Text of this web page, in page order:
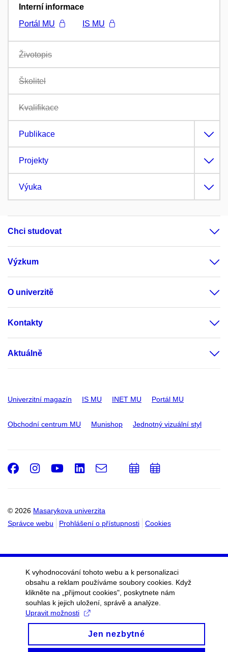
Interní informace
Portál MU
IS MU
Životopis
Školitel
Kvalifikace
Publikace
Projekty
Výuka
Chci studovat
Výzkum
O univerzitě
Kontakty
Aktuálně
Univerzitní magazín IS MU INET MU Portál MU
Obchodní centrum MU Munishop Jednotný vizuální styl
© 2026 Masarykova univerzita
Správce webu
Prohlášení o přístupnosti Cookies
Facebook
Instagram
Youtube
LinkedIn
e-
Email
PřidatPřidat
K vyhodnocování tohoto webu a k personalizaci
obsahu a reklam používáme soubory cookies. Když
klikněte na „přijmout cookies", poskytnete nám
souhlas k jejich uložení, správě a analýze.
Upravit možnosti
Jen nezbytné